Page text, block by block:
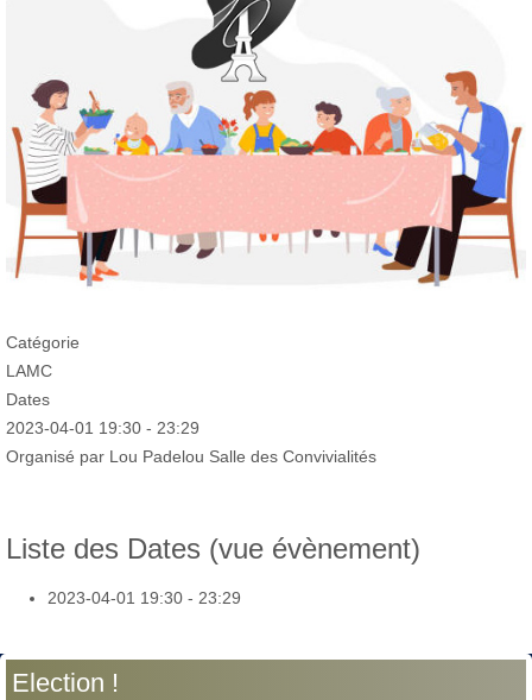
Catégorie
LAMC
Dates
2023-04-01 19:30 - 23:29
Organisé par Lou Padelou Salle des Convivialités
Liste des Dates (vue évènement)
2023-04-01 19:30 - 23:29
Election !